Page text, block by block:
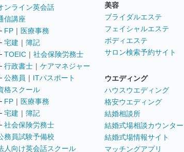
ンライン英会話
信講座
FP ｜ 医療事務
宅建 ｜ 簿記
TOEIC ｜ 社会保険労務士
行政書士 ｜ ケアマネジャー
公務員 ｜ ITパスポート
格スクール
FP ｜ 医療事務
宅建 ｜ 簿記
社会保険労務士
務員試験予備校
人向け英会話スクール
美容
ブライダルエステ
フェイシャルエステ
ボディエステ
サロン検索予約サイト
ウエディング
ハウスウエディング
格安ウエディング
結婚相談所
結婚式場相談カウンター
結婚式場情報サイト
マッチングアプリ